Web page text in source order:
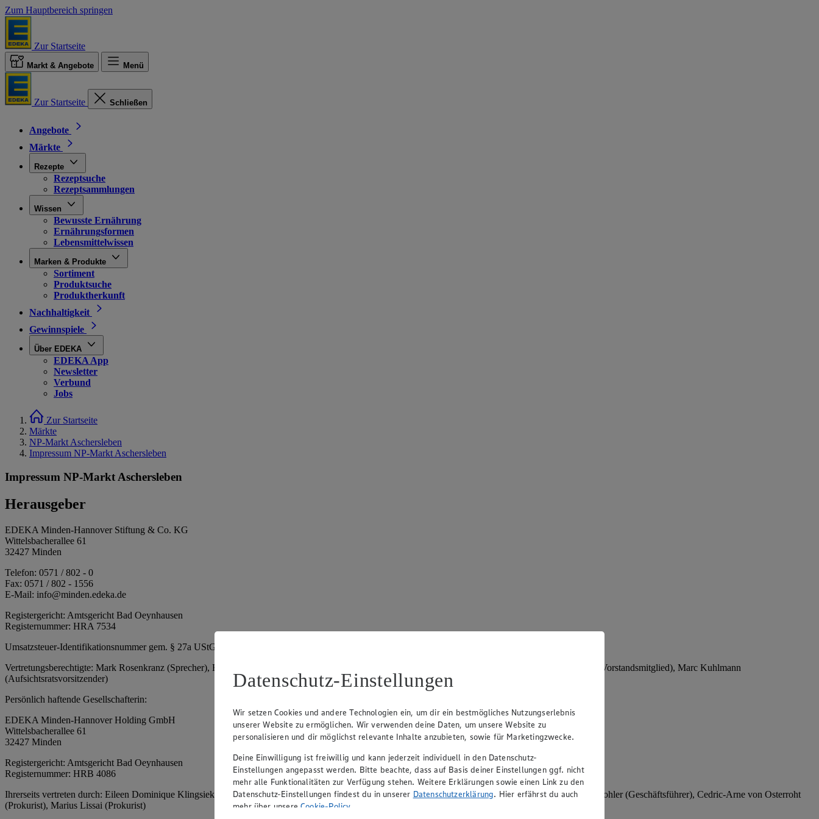
Zum Hauptbereich springen
Zur Startseite
Markt & Angebote Menü
Zur Startseite Schließen
Angebote
Märkte
Rezepte
Rezeptsuche
Rezeptsammlungen
Wissen
Bewusste Ernährung
Ernährungsformen
Lebensmittelwissen
Marken & Produkte
Sortiment
Produktsuche
Produktherkunft
Nachhaltigkeit
Gewinnspiele
Über EDEKA
EDEKA App
Newsletter
Verbund
Jobs
Zur Startseite
Märkte
NP-Markt Aschersleben
Impressum NP-Markt Aschersleben
Impressum NP-Markt Aschersleben
Herausgeber
EDEKA Minden-Hannover Stiftung & Co. KG
Wittelsbacherallee 61
32427 Minden
Telefon: 0571 / 802 - 0
Fax: 0571 / 802 - 1556
E-Mail: info@minden.edeka.de
Registergericht: Amtsgericht Bad Oeynhausen
Registernummer: HRA 7534
Umsatzsteuer-Identifikationsnummer gem. § 27a UStG: DE 266067317
Vertretungsberechtigte: Mark Rosenkranz (Sprecher), Eileen Dominique Klingsiek (Vorstandsmitglied), Ulf-U. Plath (Vorstandsmitglied), Stephan Wohler (Vorstandsmitglied), Marc Kuhlmann
(Aufsichtsratsvorsitzender)
Persönlich haftende Gesellschafterin:
EDEKA Minden-Hannover Holding GmbH
Wittelsbacherallee 61
32427 Minden
Registergericht: Amtsgericht Bad Oeynhausen
Registernummer: HRB 4086
Ihrerseits vertreten durch: Eileen Dominique Klingsiek (Geschäftsführerin), Mark Rosenkranz (Geschäftsführer), Ulf-U. Plath (Geschäftsführer), Stephan Wohler (Geschäftsführer), Cedric-Arne von Osterroht
(Prokurist), Marius Lissai (Prokurist)
Datenschutz-Einstellungen
Wir setzen Cookies und andere Technologien ein, um dir ein bestmögliches Nutzungserlebnis
unserer Website zu ermöglichen. Wir verwenden deine Daten, um unsere Website zu
personalisieren und dir möglichst relevante Inhalte anzubieten, sowie für Marketingzwecke.
Deine Einwilligung ist freiwillig und kann jederzeit individuell in den Datenschutz-
Einstellungen angepasst werden. Bitte beachte, dass auf Basis deiner Einstellungen ggf. nicht
mehr alle Funktionalitäten zur Verfügung stehen. Weitere Erklärungen sowie einen Link zu den
Datenschutz-Einstellungen findest du in unserer Datenschutzerklärung. Hier erfährst du auch
mehr über unsereCookie-Policy.